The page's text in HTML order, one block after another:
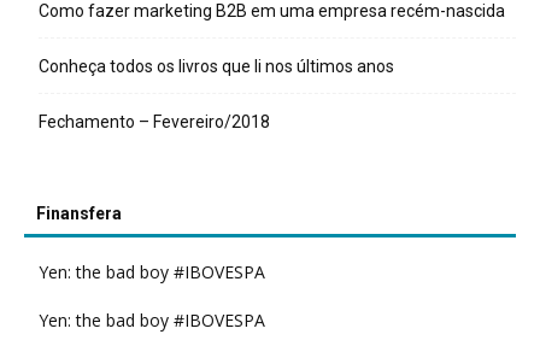
Como fazer marketing B2B em uma empresa recém-nascida
Conheça todos os livros que li nos últimos anos
Fechamento – Fevereiro/2018
Finansfera
Yen: the bad boy #IBOVESPA
Yen: the bad boy #IBOVESPA